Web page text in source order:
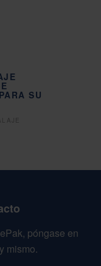
SU
póngase en
mismo.